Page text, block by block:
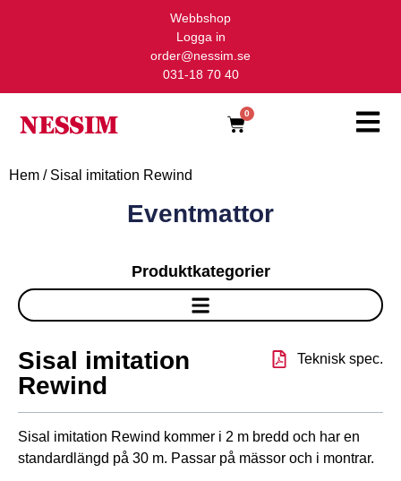
Webbshop
Logga in
order@nessim.se
031-18 70 40
0
Hem / Sisal imitation Rewind
Eventmattor
Produktkategorier
Nålfiltsmatta
Color
Trend
Glitter
Sisal imitation
Rewind
Teknisk spec.
Sisal imitation Rewind kommer i 2 m bredd och har en
standardlängd på 30 m. Passar på mässor och i montrar.